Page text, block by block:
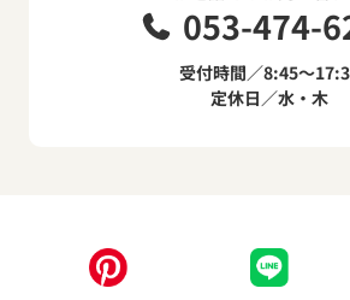
053-474-
受付時間／8:45～
定休日／水・木